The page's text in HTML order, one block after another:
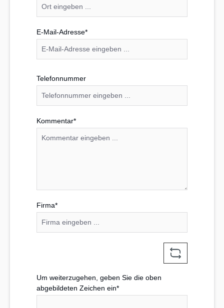
E-Mail-Adresse*
Telefonnummer
Kommentar*
Firma*
Um weiterzugehen, geben Sie die oben
abgebildeten Zeichen ein*